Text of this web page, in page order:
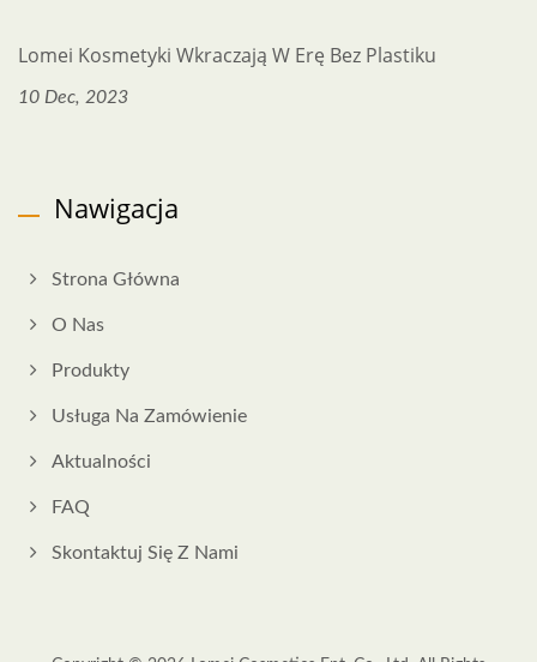
Lomei Kosmetyki Wkraczają W Erę Bez Plastiku
10 Dec, 2023
Nawigacja
Strona Główna
O Nas
Produkty
Usługa Na Zamówienie
Aktualności
FAQ
Skontaktuj Się Z Nami